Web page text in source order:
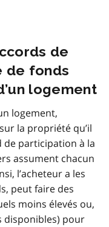
de
de fonds
logement
logement,
la propriété qu’il
de participation à la
assument chacun
l’acheteur a les
peut faire des
moins élevés ou,
disponibles) pour